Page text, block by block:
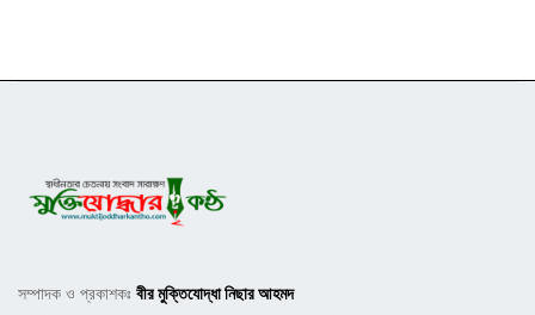
সম্পাদক ও প্রকাশকঃ বীর মুক্তিযোদ্ধা নিছার আহমদ